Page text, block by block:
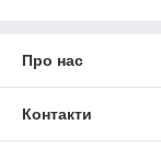
Про нас
Контакти